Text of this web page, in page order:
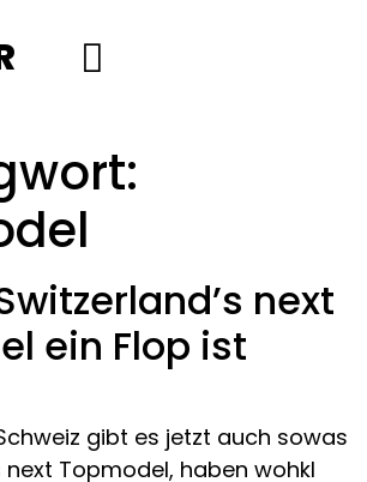
next
ein Flop ist
gibt es jetzt auch sowas
next Topmodel, haben wohkl